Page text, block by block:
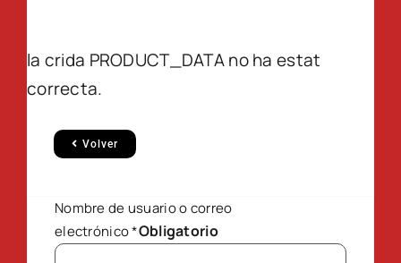
la crida PRODUCT_DATA no ha estat
correcta.
Volver
Nombre de usuario o correo
electrónico*Obligatorio